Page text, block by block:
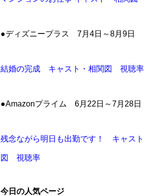
●ディズニープラス 7月4日～8月9日
結婚の完成 キャスト・相関図 視聴率
●Amazonプライム 6月22日～7月28日
残念ながら明日も出勤です！ キャスト
図 視聴率
今日の人気ページ